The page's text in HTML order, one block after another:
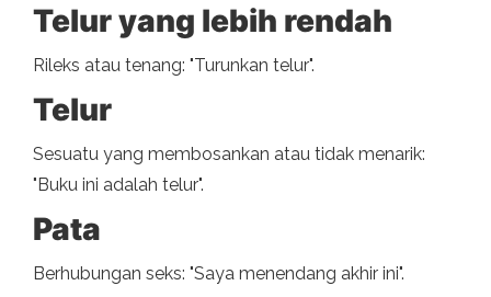
Telur yang lebih rendah
Rileks atau tenang: "Turunkan telur".
Telur
Sesuatu yang membosankan atau tidak menarik:
"Buku ini adalah telur".
Pata
Berhubungan seks: "Saya menendang akhir ini".